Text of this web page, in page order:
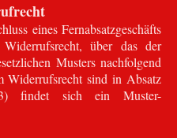
eines Fernabsatzgeschäfts
über das der
Musters nachfolgend
Widerrufsrecht sind in Absatz
findet sich ein Muster-